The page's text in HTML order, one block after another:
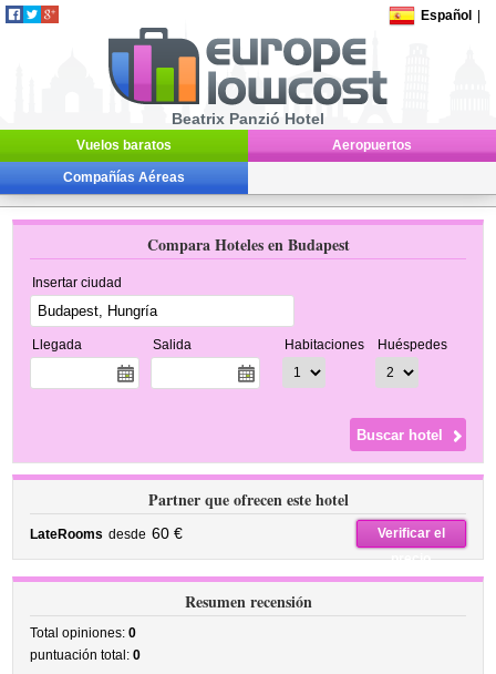
Español
Beatrix Panzió Hotel
Vuelos baratos Aeropuertos
Compañías Aéreas
Compara Hoteles en Budapest
Insertar ciudad
Llegada Salida Habitaciones Huéspedes
Partner que ofrecen este hotel
LateRooms desde 60 €
Verificar el
precio
Resumen recensión
Total opiniones:0
puntuación total:0